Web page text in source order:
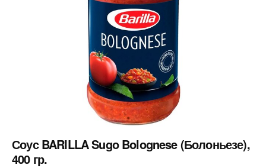
Соус BARILLA Sugo Bolognese (Болоньезе),
400 гр.